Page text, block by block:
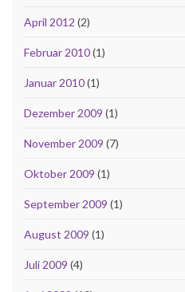
April 2012 (2)
Februar 2010(1)
Januar 2010(1)
Dezember 2009 (1)
November 2009 (7)
Oktober 2009 (1)
September 2009 (1)
August 2009 (1)
Juli 2009 (4)